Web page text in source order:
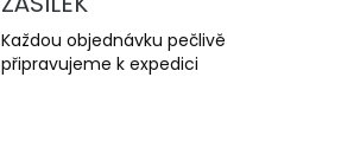
Každou objednávku pečlivě
připravujeme k expedici